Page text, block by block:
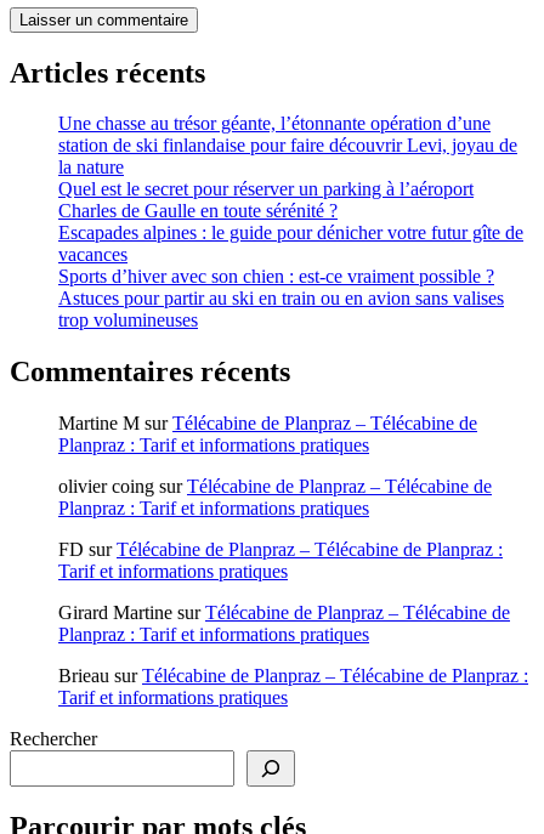
Articles récents
Une chasse au trésor géante, l’étonnante opération d’une
station de ski finlandaise pour faire découvrir Levi, joyau de
la nature
Quel est le secret pour réserver un parking à l’aéroport
Charles de Gaulle en toute sérénité ?
Escapades alpines : le guide pour dénicher votre futur gîte de
vacances
Sports d’hiver avec son chien : est-ce vraiment possible ?
Astuces pour partir au ski en train ou en avion sans valises
trop volumineuses
Commentaires récents
Martine M surTélécabine de Planpraz – Télécabine de
Planpraz : Tarif et informations pratiques
olivier coing surTélécabine de Planpraz – Télécabine de
Planpraz : Tarif et informations pratiques
FD surTélécabine de Planpraz – Télécabine de Planpraz :
Tarif et informations pratiques
Girard Martine surTélécabine de Planpraz – Télécabine de
Planpraz : Tarif et informations pratiques
Brieau surTélécabine de Planpraz – Télécabine de Planpraz :
Tarif et informations pratiques
Rechercher
Parcourir par mots clés